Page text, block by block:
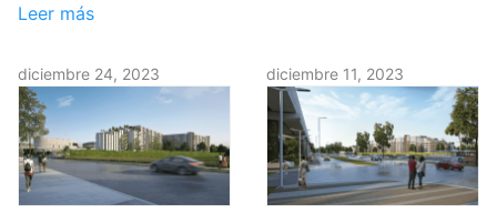
Leer más
diciembre 24, 2023 diciembre 11, 2023